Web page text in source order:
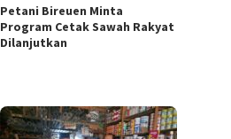
Petani Bireuen Minta
Program Cetak Sawah Rakyat
Dilanjutkan